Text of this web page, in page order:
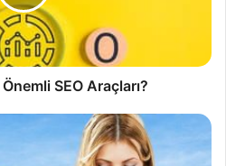
SEO Araçları?